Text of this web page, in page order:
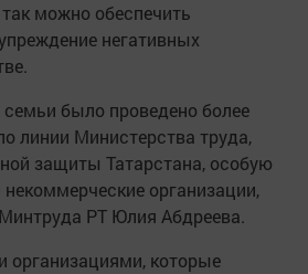
можно обеспечить
негативных
семьи было проведено более
линии Министерства труда,
защиты Татарстана, особую
организации,
РТ Юлия Абдреева.
которые